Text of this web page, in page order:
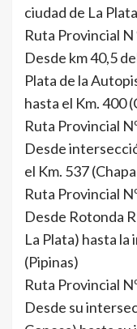
ciudad de La
Ruta Provincial N
Desde km 40,5
Plata de la
hasta el Km. 400
Ruta Provincial
Desde
el Km. 537
Ruta Provincial
Desde Rotonda
La Plata) hasta la
(Pipinas)
Ruta Provincial
Desde su